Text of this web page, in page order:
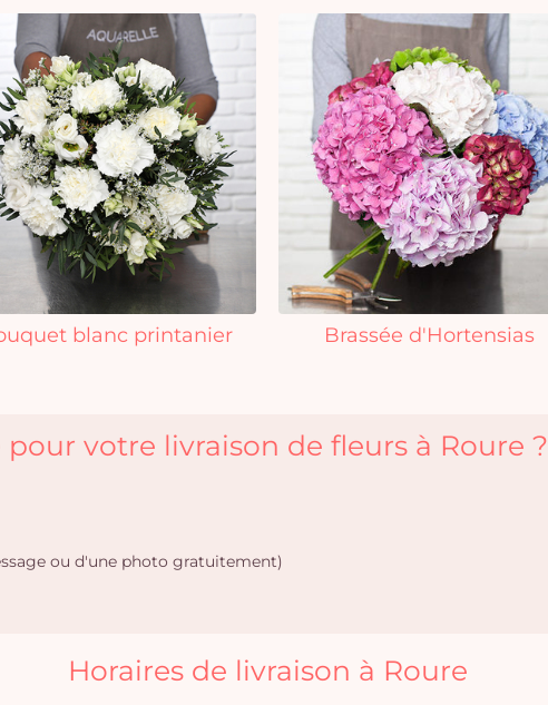
blanc printanier Brassée d'Hortensias
votre livraison de fleurs à Roure ?
ou d'une photo gratuitement)
Horaires de livraison à Roure